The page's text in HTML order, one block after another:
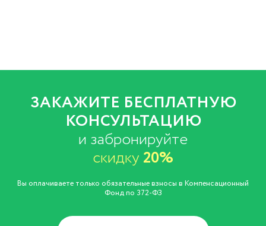
ЗАКАЖИТЕ БЕСПЛАТНУЮ
КОНСУЛЬТАЦИЮ
и забронируйте
скидку 20%
Вы оплачиваете только обязательные взносы в Компенсационный
Фонд по 372-ФЗ